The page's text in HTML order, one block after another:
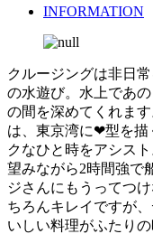
INFORMATION
クルージングは非日
の水遊び。水上であ
の間を深めてくれま
は、東京湾に❤型を描
クなひと時をアシス
望みながら2時間強で
ジさんにもうってつ
ちろんキレイですが
いしい料理がふたり